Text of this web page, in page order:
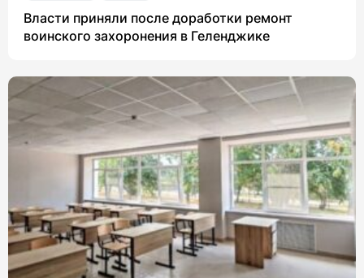
Власти приняли после доработки ремонт
воинского захоронения в Геленджике